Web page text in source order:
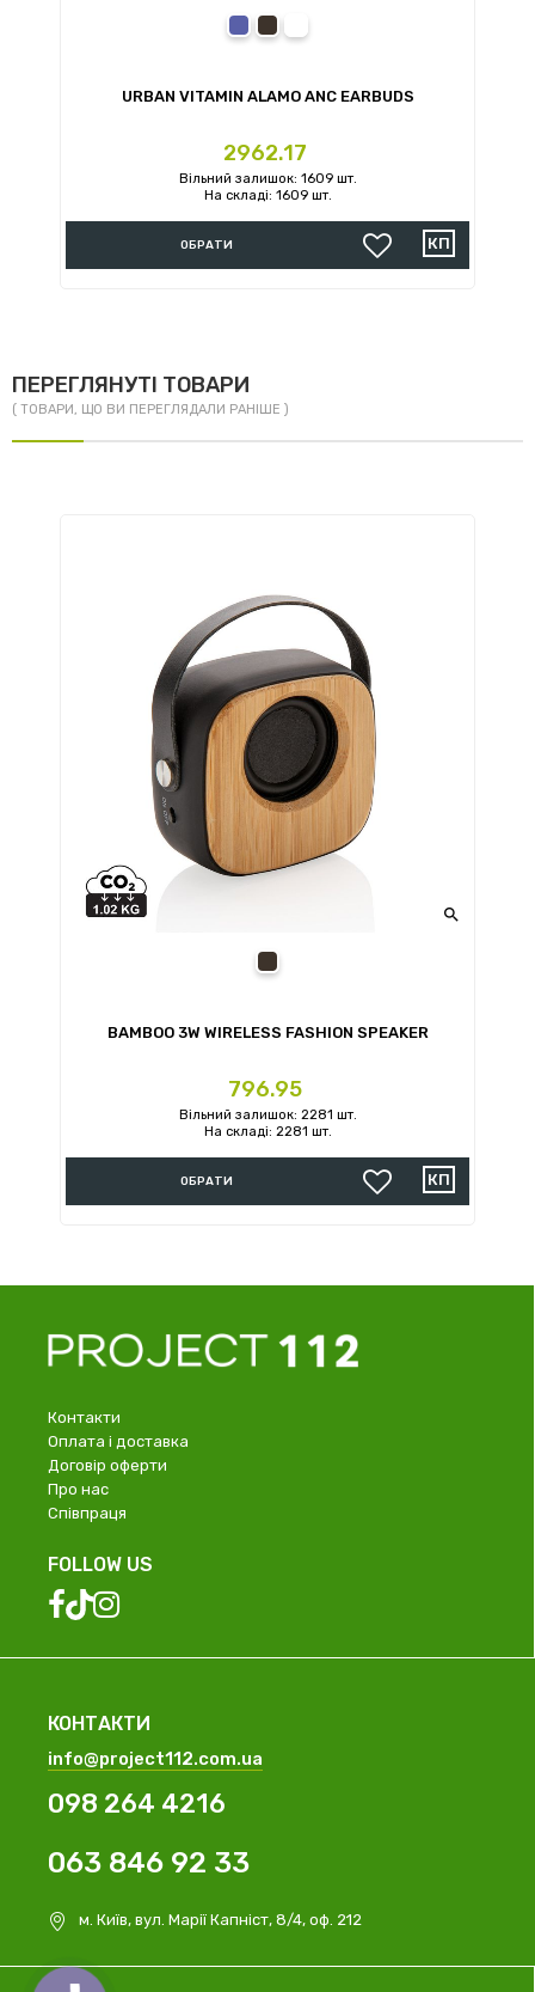
URBAN VITAMIN ALAMO ANC EARBUDS
Ціна
2962.17
Вільний залишок: 1609 шт.
На складі: 1609 шт.
ОБРАТИ
ПЕРЕГЛЯНУТІ ТОВАРИ
( ТОВАРИ, ЩО ВИ ПЕРЕГЛЯДАЛИ РАНІШЕ )

BAMBOO 3W WIRELESS FASHION SPEAKER
Ціна
796.95
Вільний залишок: 2281 шт.
На складі: 2281 шт.
ОБРАТИ
Контакти
Оплата і доставка
Договір оферти
Про нас
Співпраця
FOLLOW US
КОНТАКТИ
info@project112.com.ua
098 264 4216
063 846 92 33
м. Київ, вул. Марії Капніст, 8/4, оф. 212